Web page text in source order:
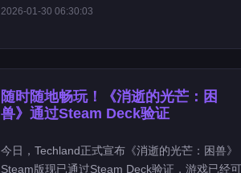
2026-01-30 06:30:03
随时随地畅玩！《消逝的光芒：困
兽》通过Steam Deck验证
今日，Techland正式宣布《消逝的光芒：困兽》
Steam版现已通过Steam Deck验证，游戏已经可